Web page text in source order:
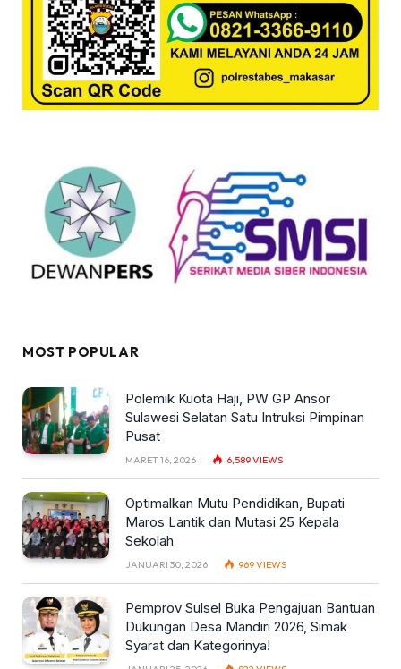
MOST POPULAR
Polemik Kuota Haji, PW GP Ansor
Sulawesi Selatan Satu Intruksi Pimpinan
Pusat
MARET 16, 2026 6,589VIEWS
Optimalkan Mutu Pendidikan, Bupati
Maros Lantik dan Mutasi 25 Kepala
Sekolah
JANUARI 30, 2026 969VIEWS
Pemprov Sulsel Buka Pengajuan Bantuan
Dukungan Desa Mandiri 2026, Simak
Syarat dan Kategorinya!